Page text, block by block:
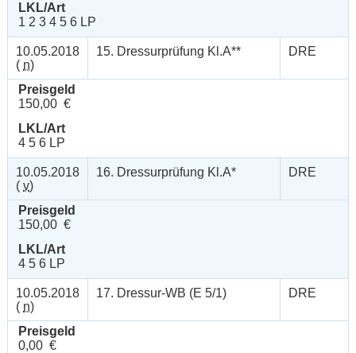
LKL/Art
1 2 3 4 5 6 LP
10.05.2018
( n)
15. Dressurprüfung Kl.A** DRE
Preisgeld
150,00 €
LKL/Art
4 5 6 LP
10.05.2018
( v)
16. Dressurprüfung Kl.A* DRE
Preisgeld
150,00 €
LKL/Art
4 5 6 LP
10.05.2018
( n)
17. Dressur-WB (E 5/1) DRE
Preisgeld
0,00 €